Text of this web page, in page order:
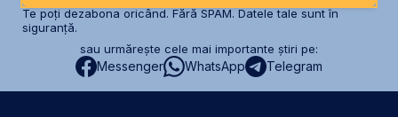
Te poți dezabona oricând. Fără SPAM. Datele tale sunt în
siguranță.
sau urmărește cele mai importante știri pe:
Messenger WhatsApp Telegram